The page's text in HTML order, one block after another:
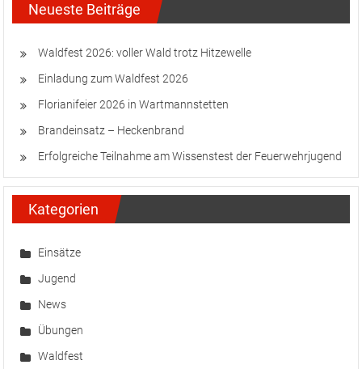
Neueste Beiträge
Waldfest 2026: voller Wald trotz Hitzewelle
Einladung zum Waldfest 2026
Florianifeier 2026 in Wartmannstetten
Brandeinsatz – Heckenbrand
Erfolgreiche Teilnahme am Wissenstest der Feuerwehrjugend
Kategorien
Einsätze
Jugend
News
Übungen
Waldfest